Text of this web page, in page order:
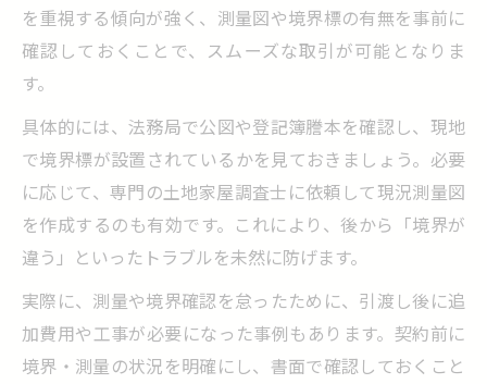
を重視する傾向が強く、測量図や境界標の有無を事前に
確認しておくことで、スムーズな取引が可能となりま
す。
具体的には、法務局で公図や登記簿謄本を確認し、現地
で境界標が設置されているかを見ておきましょう。必要
に応じて、専門の土地家屋調査士に依頼して現況測量図
を作成するのも有効です。これにより、後から「境界が
違う」といったトラブルを未然に防げます。
実際に、測量や境界確認を怠ったために、引渡し後に追
加費用や工事が必要になった事例もあります。契約前に
境界・測量の状況を明確にし、書面で確認しておくこと